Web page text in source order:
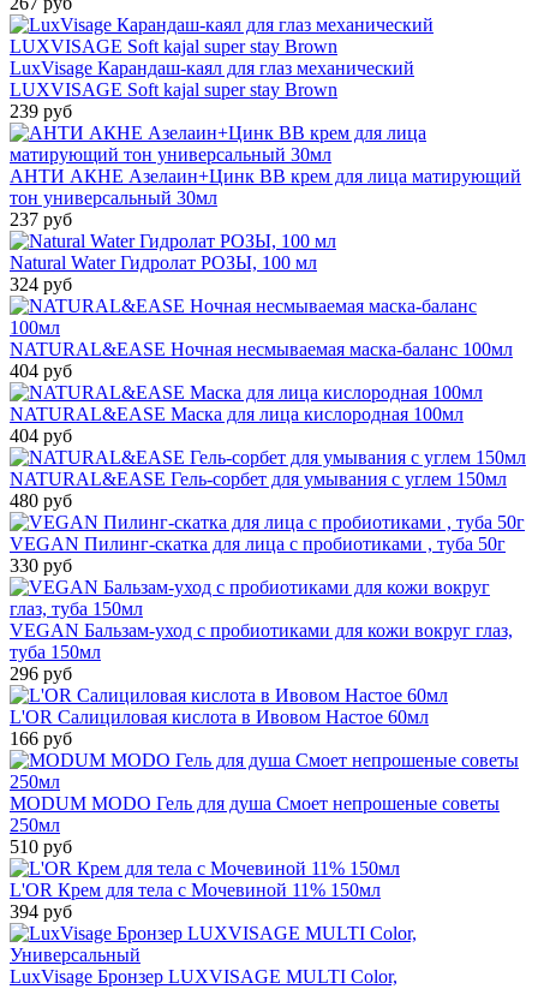
LuxVisage Карандаш-каял для глаз механический
LUXVISAGE Soft kajal super stay Brown
239 руб
АНТИ АКНЕ Азелаин+Цинк BB крем для лица матирующий
тон универсальный 30мл
237 руб
Natural Water Гидролат РОЗЫ, 100 мл
324 руб
NATURAL&EASE Ночная несмываемая маска-баланс 100мл
404 руб
NATURAL&EASE Маска для лица кислородная 100мл
404 руб
NATURAL&EASE Гель-сорбет для умывания с углем 150мл
480 руб
VEGAN Пилинг-скатка для лица с пробиотиками , туба 50г
330 руб
VEGAN Бальзам-уход с пробиотиками для кожи вокруг глаз,
туба 150мл
296 руб
L'OR Салициловая кислота в Ивовом Настое 60мл
166 руб
MODUM MODO Гель для душа Смоет непрошеные советы
250мл
510 руб
L'OR Крем для тела с Мочевиной 11% 150мл
394 руб
LuxVisage Бронзер LUXVISAGE MULTI Color,